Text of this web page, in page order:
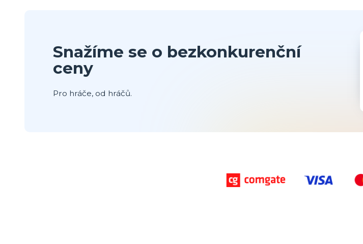
Snažíme se o bezkonkurenční
ceny
Pro hráče, od hráčů.